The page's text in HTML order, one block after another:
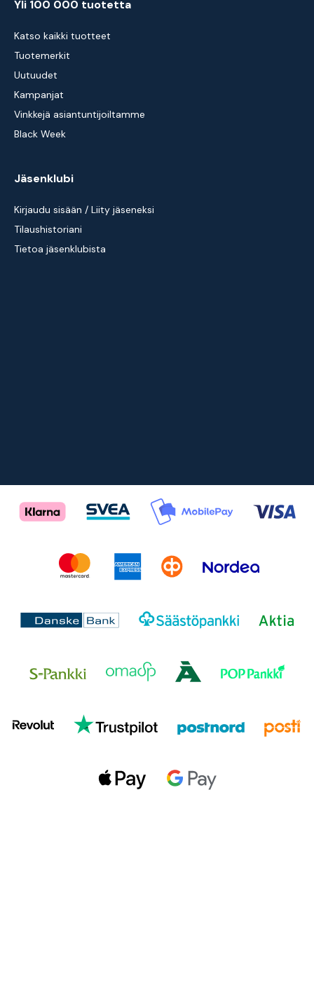
Yli 100 000 tuotetta
Katso kaikki tuotteet
Tuotemerkit
Uutuudet
Kampanjat
Vinkkejä asiantuntijoiltamme
Black Week
Jäsenklubi
Kirjaudu sisään / Liity jäseneksi
Tilaushistoriani
Tietoa jäsenklubista